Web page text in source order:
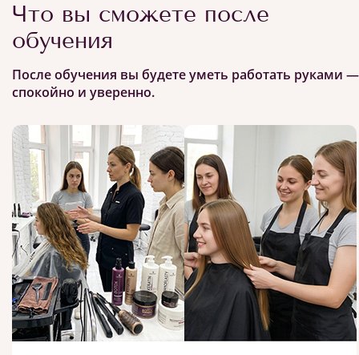
Что вы сможете после
обучения
После обучения вы будете уметь работать руками —
спокойно и уверенно.